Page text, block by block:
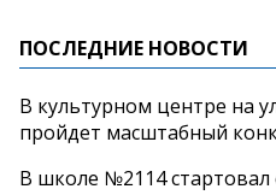
ПОСЛЕДНИЕ НОВОСТИ
В культурном центре на
пройдет масштабный
В школе №2114